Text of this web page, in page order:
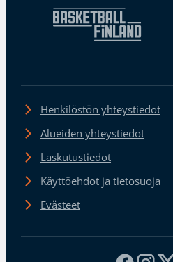
Henkilöstön yhteystiedot
Alueiden yhteystiedot
Laskutustiedot
Käyttöehdot ja tietosuoja
Evästeet